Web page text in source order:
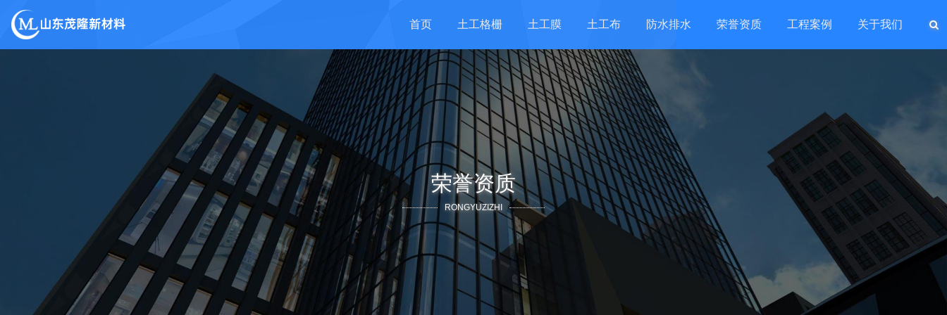
首页 土工格栅 土工膜 土工布 防水排水 荣誉资质 工程案例 关于我们
荣誉资质
RONGYUZIZHI